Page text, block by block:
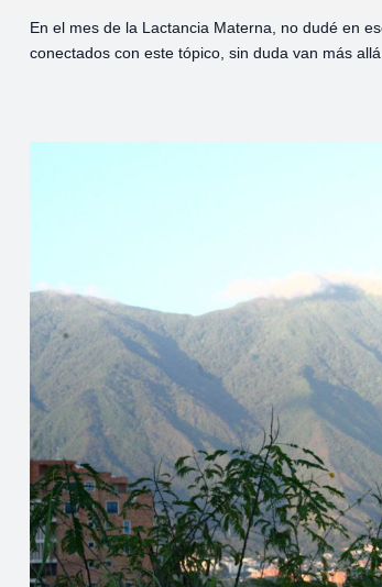
En el mes de la Lactancia Materna, no dudé en
conectados con este tópico, sin duda van más